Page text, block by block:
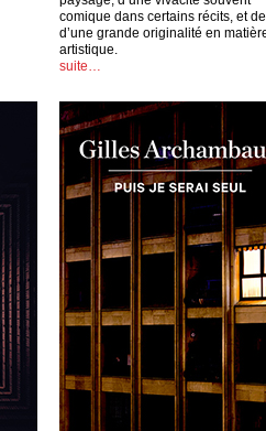
comique dans certains récits, et
d’une grande originalité en
artistique.
suite…